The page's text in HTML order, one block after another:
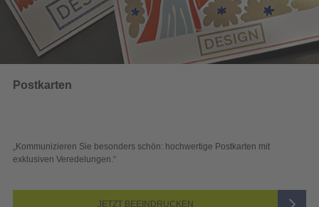
schön: hochwertige Postkarten mit
„Sichtbar und